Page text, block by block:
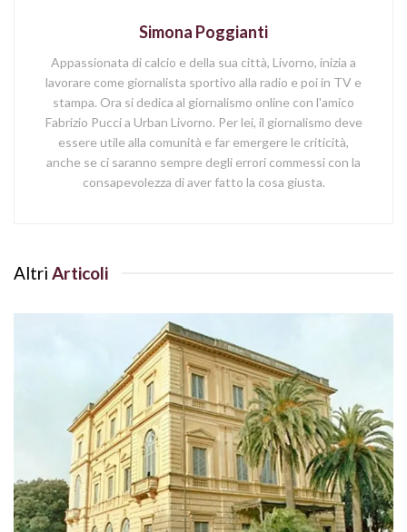
Simona Poggianti
Appassionata di calcio e della sua città, Livorno, inizia a
lavorare come giornalista sportivo alla radio e poi in TV e
stampa. Ora si dedica al giornalismo online con l'amico
Fabrizio Pucci a Urban Livorno. Per lei, il giornalismo deve
essere utile alla comunità e far emergere le criticità,
anche se ci saranno sempre degli errori commessi con la
consapevolezza di aver fatto la cosa giusta.
Altri Articoli